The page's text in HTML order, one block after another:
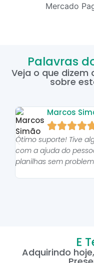
Mercado
Palavras
Veja o que dizem
sobre
Marcos

Ótimo suporte! Tive
com a ajuda do
planilhas sem
E
Adquirindo